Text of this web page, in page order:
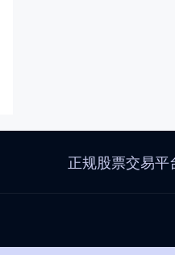
正规股票交易平